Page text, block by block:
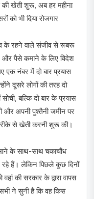
की खेती शुरू, अब हर महीना
भी दिया रोजगार
के रहने वाले संजीव से रूबरू
और पैसे कमाने के लिए विदेश
एक नंबर में दो बार प्रयास
दूसरे लोगों की तरह दो
बल्कि दो बार के प्रयास
अपनी पुश्तैनी जमीन पर
से खेती करनी शुरू की।
के साथ-साथ चकाचौंध
हैं। लेकिन पिछले कुछ दिनों
की सरकार के द्वारा वापस
ने सुनी है कि वह किस